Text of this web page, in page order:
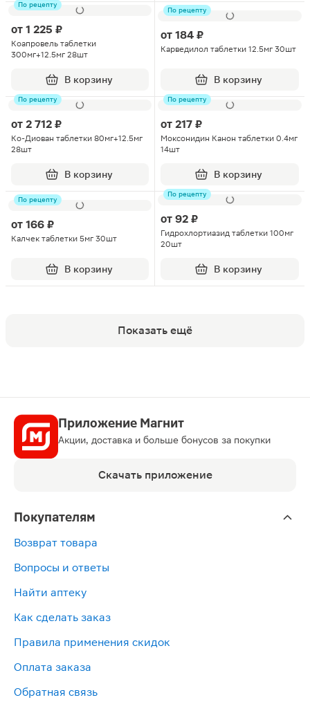
По рецепту
от 1 225 ₽
Коапровель таблетки
300мг+12.5мг 28шт
В корзину
По рецепту
от 184 ₽
Карведилол таблетки 12.5мг 30шт
В корзину
По рецепту
от 2 712 ₽
Ко-Диован таблетки 80мг+12.5мг
28шт
В корзину
По рецепту
от 217 ₽
Моксонидин Канон таблетки 0.4мг
14шт
В корзину
По рецепту
от 166 ₽
Калчек таблетки 5мг 30шт
В корзину
По рецепту
от 92 ₽
Гидрохлортиазид таблетки 100мг
20шт
В корзину
Показать ещё
Приложение Магнит
Акции, доставка и больше бонусов за покупки
Скачать приложение
Покупателям
Возврат товара
Вопросы и ответы
Найти аптеку
Как сделать заказ
Правила применения скидок
Оплата заказа
Обратная связь